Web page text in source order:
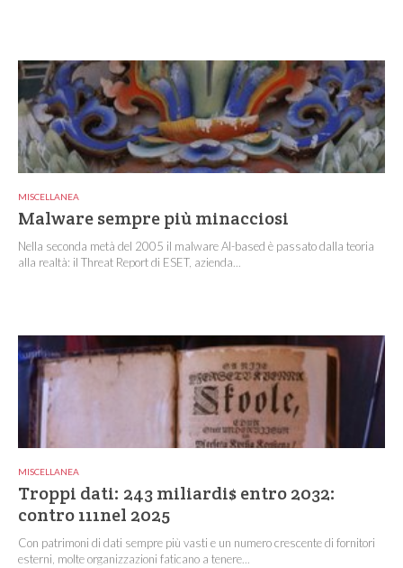
MISCELLANEA
Malware sempre più minacciosi
Nella seconda metà del 2005 il malware AI-based è passato dalla teoria
alla realtà: il Threat Report di ESET, azienda...
MISCELLANEA
Troppi dati: 243 miliardi$ entro 2032:
contro 111nel 2025
Con patrimoni di dati sempre più vasti e un numero crescente di fornitori
esterni, molte organizzazioni faticano a tenere...